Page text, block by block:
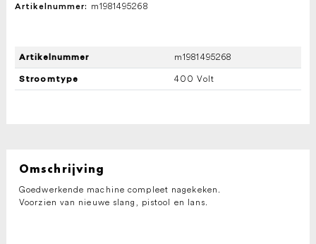
Artikelnummer: m1981495268
Artikelnummer m1981495268
Stroomtype 400 Volt
Omschrijving
Goedwerkende machine compleet nagekeken.
Voorzien van nieuwe slang, pistool en lans.